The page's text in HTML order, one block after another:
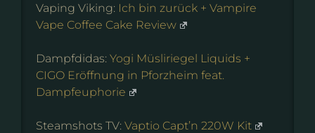
Vaping Viking: Ich bin zurück + Vampire
Vape Coffee Cake Review
Dampfdidas: Yogi Müsliriegel Liquids +
CIGO Eröffnung in Pforzheim feat.
Dampfeuphorie
Steamshots TV: Vaptio Capt’n 220W Kit